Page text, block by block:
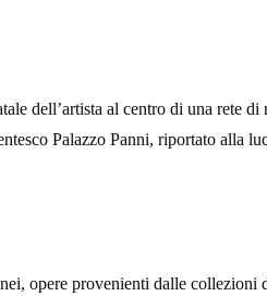
dell’artista al centro di una rete
Palazzo Panni, riportato alla
opere provenienti dalle